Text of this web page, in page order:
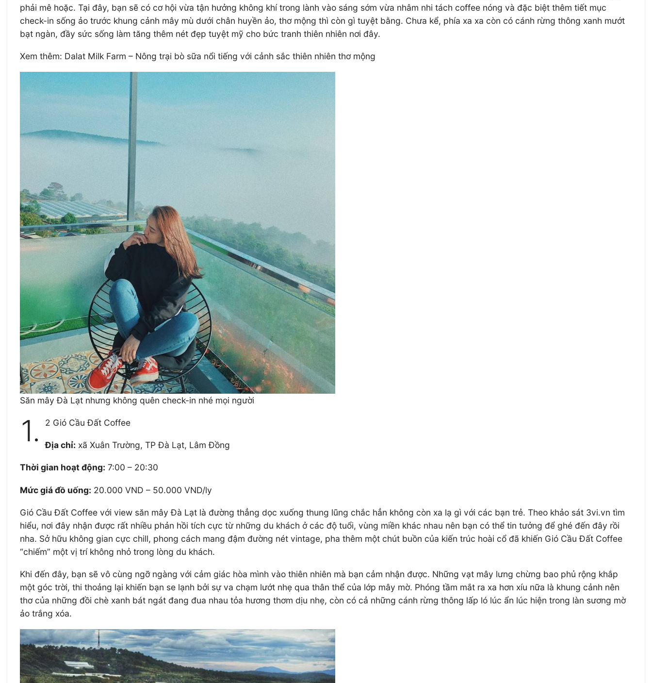
phải mê hoặc. Tại đây, bạn sẽ có cơ hội vừa tận hưởng không khí trong lành vào sáng sớm vừa nhâm nhi tách coffee nóng và đặc biệt thêm tiết mục
check-in sống ảo trước khung cảnh mây mù dưới chân huyền ảo, thơ mộng thì còn gì tuyệt bằng. Chưa kể, phía xa xa còn có cánh rừng thông xanh mướt
bạt ngàn, đầy sức sống làm tăng thêm nét đẹp tuyệt mỹ cho bức tranh thiên nhiên nơi đây.
Xem thêm: Dalat Milk Farm – Nông trại bò sữa nổi tiếng với cảnh sắc thiên nhiên thơ mộng
Săn mây Đà Lạt nhưng không quên check-in nhé mọi người
1. 2 Gió Cầu Đất Coffee
Địa chỉ: xã Xuân Trường, TP Đà Lạt, Lâm Đồng
Thời gian hoạt động: 7:00 – 20:30
Mức giá đồ uống: 20.000 VND – 50.000 VND/ly
Gió Cầu Đất Coffee với view săn mây Đà Lạt là đường thẳng dọc xuống thung lũng chắc hẳn không còn xa lạ gì với các bạn trẻ. Theo khảo sát 3vi.vn tìm
hiểu, nơi đây nhận được rất nhiều phản hồi tích cực từ những du khách ở các độ tuổi, vùng miền khác nhau nên bạn có thể tin tưởng để ghé đến đây rồi
nha. Sở hữu không gian cực chill, phong cách mang đậm đường nét vintage, pha thêm một chút buồn của kiến trúc hoài cổ đã khiến Gió Cầu Đất Coffee
“chiếm” một vị trí không nhỏ trong lòng du khách.
Khi đến đây, bạn sẽ vô cùng ngỡ ngàng với cảm giác hòa mình vào thiên nhiên mà bạn cảm nhận được. Những vạt mây lưng chừng bao phủ rộng khắp
một góc trời, thi thoảng lại khiến bạn se lạnh bởi sự va chạm lướt nhẹ qua thân thể của lớp mây mờ. Phóng tầm mắt ra xa hơn xíu nữa là khung cảnh nên
thơ của những đồi chè xanh bát ngát đang đua nhau tỏa hương thơm dịu nhẹ, còn có cả những cánh rừng thông lấp ló lúc ẩn lúc hiện trong làn sương mờ
ảo trắng xóa.